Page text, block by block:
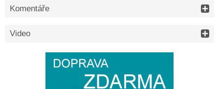
Komentáře
Video